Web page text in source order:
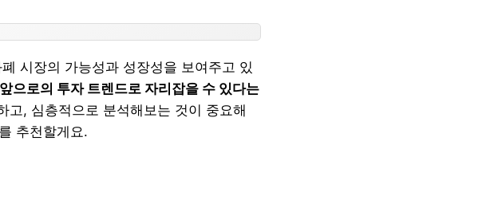
시장의 가능성과 성장성을 보여주고 있
으로의 투자 트렌드로 자리잡을 수 있다는
고, 심층적으로 분석해보는 것이 중요해
추천할게요.